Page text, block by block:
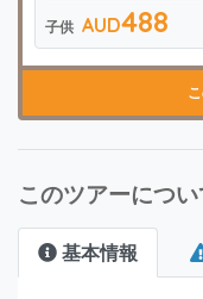
子供 AUD488
このツアーについ
基本情報